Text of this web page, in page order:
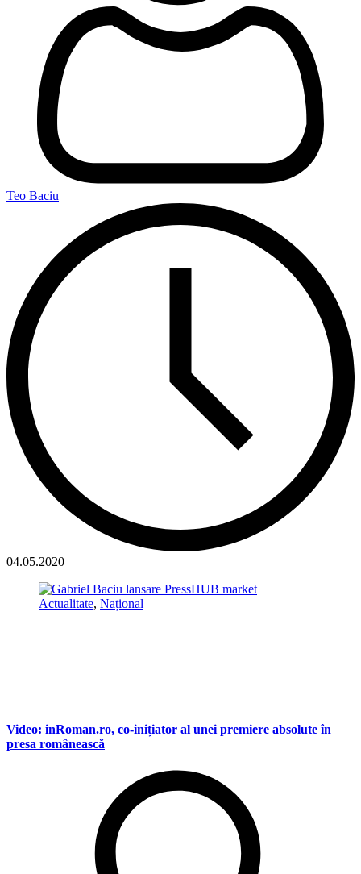
Teo Baciu
04.05.2020
Actualitate, Național
Video: inRoman.ro, co-inițiator al unei premiere absolute în
presa românească